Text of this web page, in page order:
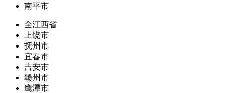
南平市
全江西省
上饶市
抚州市
宜春市
吉安市
赣州市
鹰潭市